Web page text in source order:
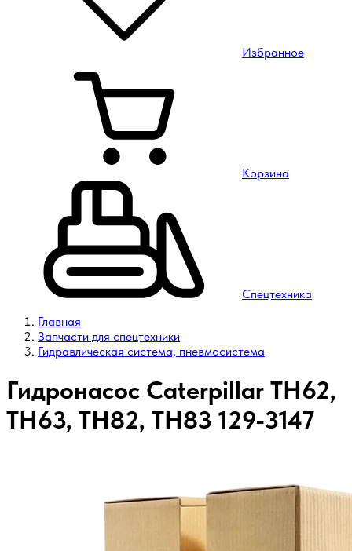
Избранное
Корзина
Спецтехника
Главная
Запчасти для спецтехники
Гидравлическая система, пневмосистема
Гидронасос Caterpillar TH62,
TH63, TH82, TH83 129-3147